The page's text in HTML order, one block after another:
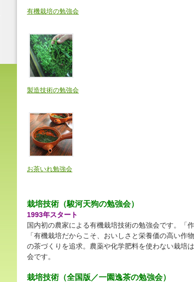
有機栽培の勉強会
製造技術の勉強会
お茶いれ勉強会
栽培技術（駿河天狗の勉強会）
1993年スタート
国内初の農家による有機栽培技術の勉強会です。「
「有機栽培だからこそ、おいしさと栄養価の高い
の茶づくりを追求。農薬や化学肥料を使わない栽培
会です。
栽培技術（全国版／一園逸茶の勉強会）